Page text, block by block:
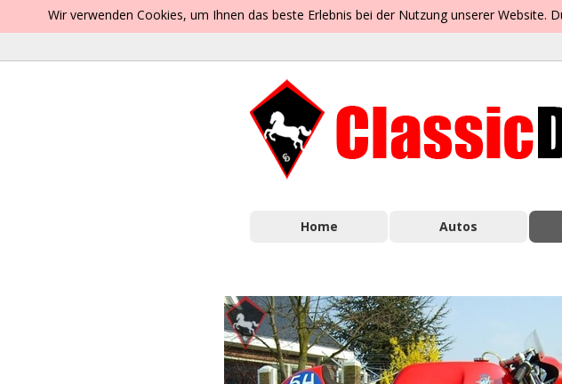
Wir verwenden Cookies, um Ihnen das beste Erlebnis bei der Nutzung unserer
Home Autos